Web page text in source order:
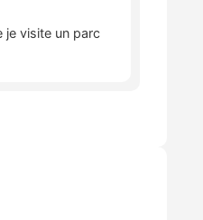
je visite un parc